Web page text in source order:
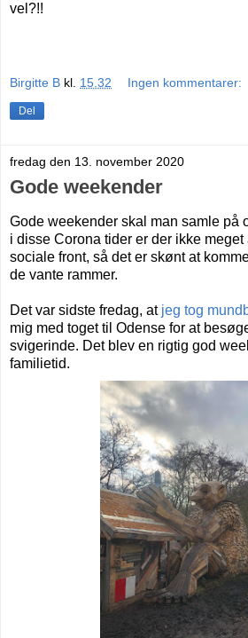
vel?!!
Birgitte B kl. 15.32 Ingen kommentarer:
Del
fredag den 13. november 2020
Gode weekender
Gode weekender skal man samle på
i disse Corona tider er der ikke meget
sociale front, så det er skønt at
de vante rammer.
Det var sidste fredag, at jeg tog
mig med toget til Odense for at
svigerinde. Det blev en rigtig god
familietid.